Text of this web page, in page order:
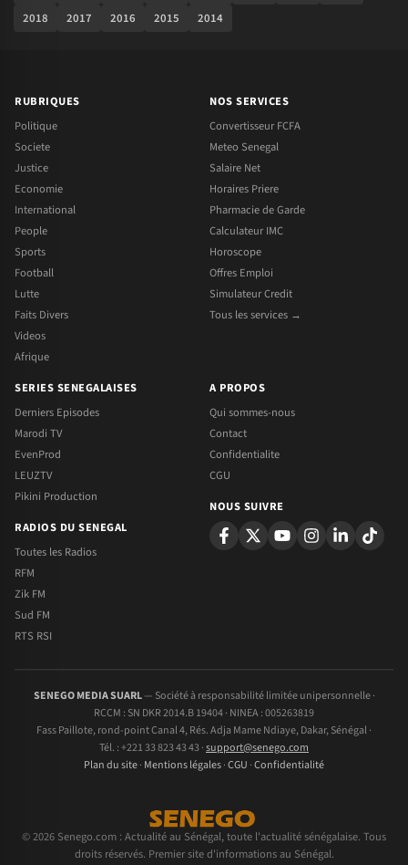
2018
2017 2016 2015 2014
RUBRIQUES
Politique
Societe
Justice
Economie
International
People
Sports
Football
Lutte
Faits Divers
Videos
Afrique
NOS SERVICES
Convertisseur FCFA
Meteo Senegal
Salaire Net
Horaires Priere
Pharmacie de Garde
Calculateur IMC
Horoscope
Offres Emploi
Simulateur Credit
Tous les services →
SERIES SENEGALAISES
Derniers Episodes
Marodi TV
EvenProd
LEUZTV
Pikini Production
RADIOS DU SENEGAL
Toutes les Radios
RFM
Zik FM
Sud FM
RTS RSI
A PROPOS
Qui sommes-nous
Contact
Confidentialite
CGU
NOUS SUIVRE
SENEGO MEDIA SUARL— Société à responsabilité limitée unipersonnelle ·
RCCM : SN DKR 2014.B 19404 · NINEA : 005263819
Fass Paillote, rond-point Canal 4, Rés. Adja Mame Ndiaye, Dakar, Sénégal ·
Tél. : +221 33 823 43 43 ·support@senego.com
Plan du site· Mentions légales·CGU ·Confidentialité
© 2026 Senego.com : Actualité au Sénégal, toute l'actualité sénégalaise. Tous
droits réservés. Premier site d'informations au Sénégal.